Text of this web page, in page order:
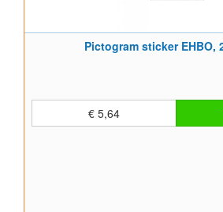
Pictogram sticker EHBO,
€ 5,64